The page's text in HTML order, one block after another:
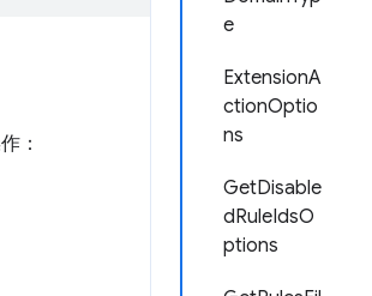
e
ExtensionA
ctionOptio
ns
GetDisable
dRuleIdsO
ptions
：